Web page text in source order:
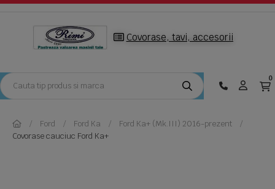
Covorase, tavi, accesorii
0
Ford Ford Ka
Ford Ka+ (Mk.III) 2016-prezent
Covorase cauciuc Ford Ka+